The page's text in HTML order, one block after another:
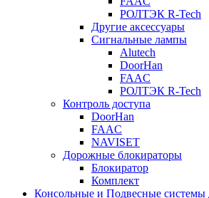
РОЛТЭК R-Tech
Другие аксессуары
Сигнальные лампы
Alutech
DoorHan
FAAC
РОЛТЭК R-Tech
Контроль доступа
DoorHan
FAAC
NAVISET
Дорожные блокираторы
Блокиратор
Комплект
Консольные и Подвесные системы